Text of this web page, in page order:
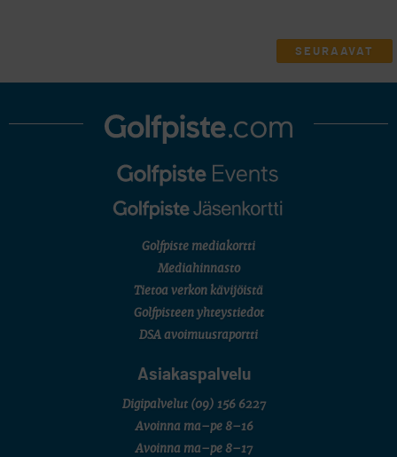
SEURAAVAT
Golfpiste mediakortti
Mediahinnasto
Tietoa verkon kävijöistä
Golfpisteen yhteystiedot
DSA avoimuusraportti
Asiakaspalvelu
Digipalvelut (09) 156 6227
Avoinna ma–pe 8–16
Avoinna ma–pe 8–17